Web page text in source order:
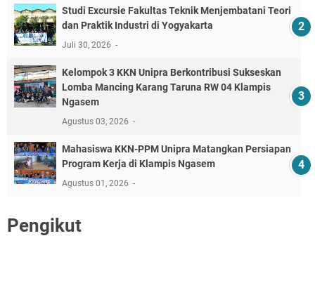
‎Studi Excursie Fakultas Teknik Menjembatani Teori
dan Praktik Industri di Yogyakarta ‎
Juli 30, 2026
Kelompok 3 KKN Unipra Berkontribusi Sukseskan
Lomba Mancing Karang Taruna RW 04 Klampis
Ngasem
Agustus 03, 2026
Mahasiswa KKN-PPM Unipra Matangkan Persiapan
Program Kerja di Klampis Ngasem
Agustus 01, 2026
Pengikut